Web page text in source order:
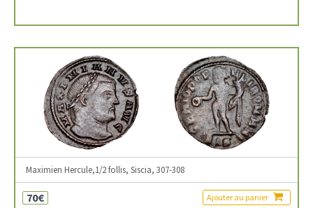
Maximien Hercule,1/2 follis, Siscia, 307-308
70€ Ajouter au panier